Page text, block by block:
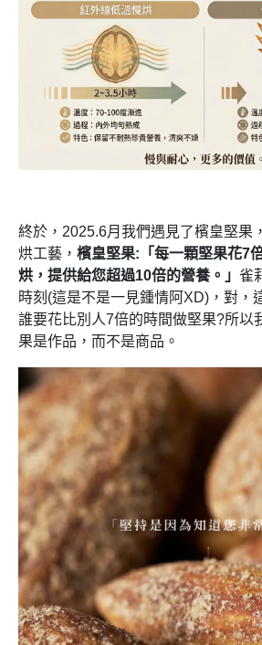
終於，2025.6月我們遇見了檳皇堅果
烘工藝， 檳皇堅果:「每一顆堅果花7
烘，提供給您超過10倍的營養。」 雀
時刻(這是不是一見鍾情阿XD)，對，
誰要花比別人7倍的時間做堅果?所以
果是作品，而不是商品。